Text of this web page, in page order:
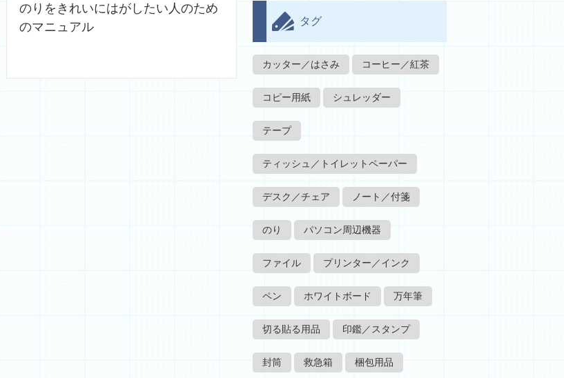
のりをきれいにはがしたい人のため
のマニュアル
タグ
カッター／はさみ コーヒー／紅茶
コピー用紙 シュレッダー
テープ
ティッシュ／トイレットペーパー
デスク／チェア ノート／付箋
のり パソコン周辺機器
ファイル プリンター／インク
ペン ホワイトボード 万年筆
切る貼る用品 印鑑／スタンプ
封筒 救急箱 梱包用品